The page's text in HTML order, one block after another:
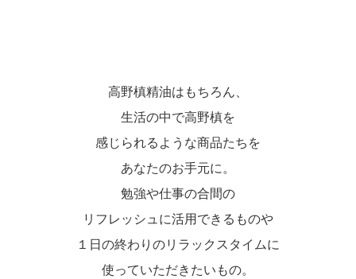
高野槙精油はもちろん、
生活の中で高野槙を
感じられるような商品たちを
あなたのお手元に。
勉強や仕事の合間の
リフレッシュに活用できるものや
１日の終わりのリラックスタイムに
使っていただきたいもの。